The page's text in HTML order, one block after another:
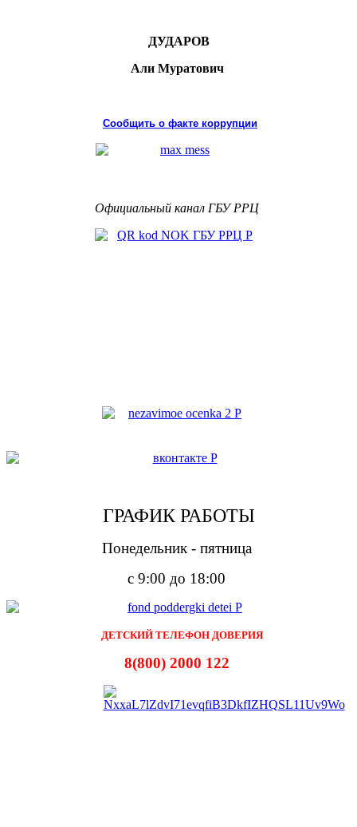
ДУДАРОВ
Али Муратович
Сообщить о факте коррупции
Официальный канал ГБУ РРЦ
ГРАФИК РАБОТЫ
Понедельник - пятница
с 9:00 до 18:00
ДЕТСКИЙ ТЕЛЕФОН ДОВЕРИЯ
8(800) 2000 122